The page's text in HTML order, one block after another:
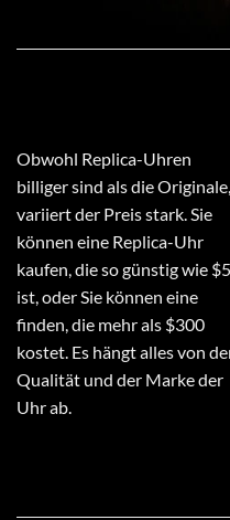
Obwohl Replica-Uhren
billiger sind als die Originale,
variiert der Preis stark. Sie
können eine Replica-Uhr
kaufen, die so günstig wie
ist, oder Sie können eine
finden, die mehr als $300
kostet. Es hängt alles von
Qualität und der Marke der
Uhr ab.